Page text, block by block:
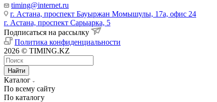
timing@internet.ru
г. Астана, проспект Бауыржан Момышулы, 17а, офис 24
г. Астана, проспект Сарыарка, 5
Подписаться на рассылку
Политика конфиденциальности
2026 © TIMING.KZ
Найти
Каталог
По всему сайту
По каталогу